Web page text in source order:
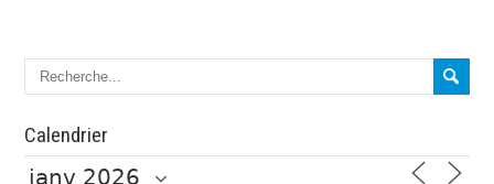
Calendrier